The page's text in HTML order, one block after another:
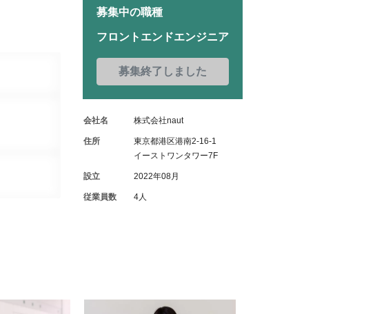
募集中の職種
フロントエンドエンジニア
募集終了しました
会社名 株式会社naut
住所
東京都港区港南2-16-1
イーストワンタワー7F
設立 2022年08月
従業員数 4人